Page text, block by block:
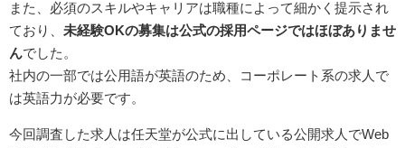
また、必須のスキルやキャリアは職種によって細かく提示され
ており、 未経験OKの募集は公式の採用ページではほぼありませ
んでした。
社内の一部では公用語が英語のため、コーポレート系の求人で
は英語力が必要です。
今回調査した求人は任天堂が公式に出している公開求人でWeb